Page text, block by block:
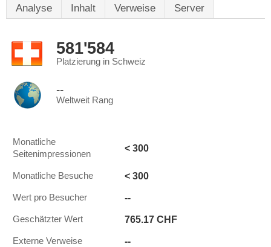
Analyse Inhalt Verweise Server
581'584
Platzierung in Schweiz
--
Weltweit Rang
Monatliche
Seitenimpressionen
< 300
Monatliche Besuche < 300
Wert pro Besucher --
Geschätzter Wert 765.17 CHF
Externe Verweise --